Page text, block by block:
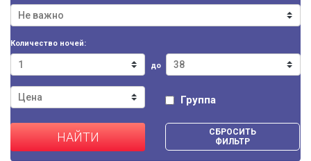
Количество ночей:
до
Группа
НАЙТИ
СБРОСИТЬ
ФИЛЬТР